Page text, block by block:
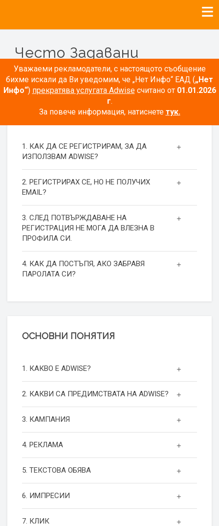
Уважаеми рекламодатели, с настоящото съобщение
бихме искали да Ви уведомим, че „Нет Инфо“ ЕАД („Нет
Инфо“) прекратява услугата Adwiseсчитано от 01.01.2026
г.
За повече информация, натиснете тук.
Често Задавани
Въпроси
РЕГИСТРАЦИЯ
1. КАК ДА СЕ РЕГИСТРИРАМ, ЗА ДА
ИЗПОЛЗВАМ ADWISE?
2. РЕГИСТРИРАХ СЕ, НО НЕ ПОЛУЧИХ
EMAIL?
3. СЛЕД ПОТВЪРЖДАВАНЕ НА
РЕГИСТРАЦИЯ НЕ МОГА ДА ВЛЕЗНА В
ПРОФИЛА СИ.
4. КАК ДА ПОСТЪПЯ, АКО ЗАБРАВЯ
ПАРОЛАТА СИ?
ОСНОВНИ ПОНЯТИЯ
1. КАКВО Е ADWISE?
2. КАКВИ СА ПРЕДИМСТВАТА НА ADWISE?
3. КАМПАНИЯ
4. РЕКЛАМА
5. ТЕКСТОВА ОБЯВА
6. ИМПРЕСИИ
7. КЛИК